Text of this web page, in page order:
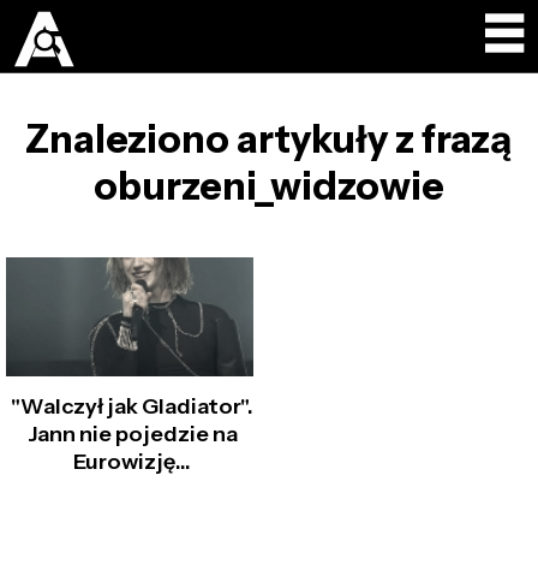
Znaleziono artykuły z frazą
oburzeni_widzowie
"Walczył jak Gladiator".
Jann nie pojedzie na
Eurowizję...